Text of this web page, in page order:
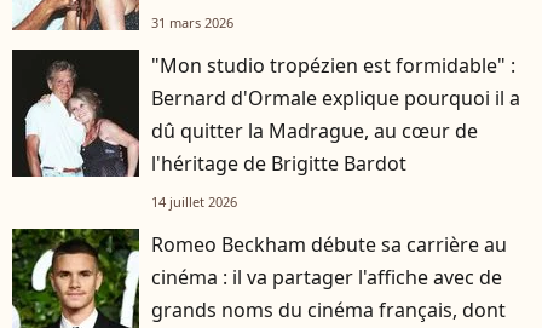
31 mars 2026
"Mon studio tropézien est formidable" :
Bernard d'Ormale explique pourquoi il a
dû quitter la Madrague, au cœur de
l'héritage de Brigitte Bardot
14 juillet 2026
Romeo Beckham débute sa carrière au
cinéma : il va partager l'affiche avec de
grands noms du cinéma français, dont